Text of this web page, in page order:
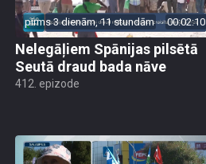
pirms 3 dienām, 11 stundām 00:02:10
Nelegāļiem Spānijas pilsētā
Seutā draud bada nāve
412. epizode